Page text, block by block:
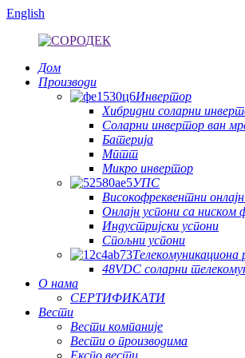
English
Дом
Производи
Инвертор
Хибридни соларни
Соларни инвертор ван
Батерија
Мптт
Микро инвертор
УПС
Високофреквентни
Онлајн успони са ниском
Индустријски успони
Спољни успони
48VDC соларни
О нама
СЕРТИФИКАТИ
Вести
Вести компаније
Вести о производима
Експо вести